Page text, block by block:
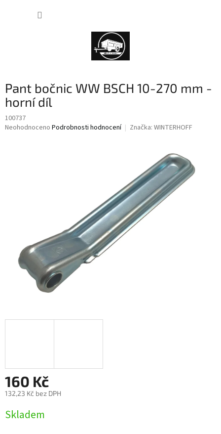
Pant bočnic WW BSCH 10-270 mm -
horní díl
100737
Průměrné
Neohodnoceno Podrobnosti hodnocení Značka: WINTERHOFF
160 Kč
132,23 Kč bez DPH
cena:
Skladem